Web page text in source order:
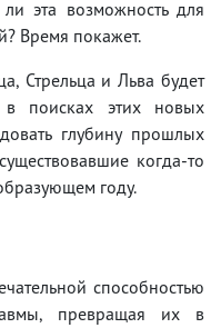
эта возможность для
Время покажет.
Стрельца и Льва будет
в поисках этих новых
глубину прошлых
когда-то
году.
способностью
превращая их в